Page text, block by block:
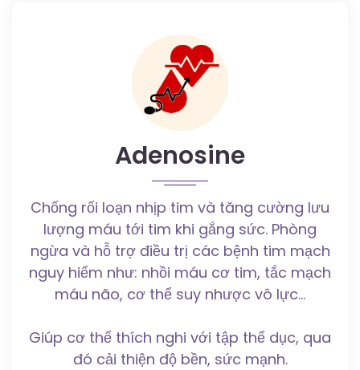
Adenosine
Chống rối loạn nhịp tim và tăng cường lưu
lượng máu tới tim khi gắng sức. Phòng
ngừa và hỗ trợ điều trị các bệnh tim mạch
nguy hiểm như: nhồi máu cơ tim, tắc mạch
máu não, cơ thể suy nhược vô lực…
Giúp cơ thể thích nghi với tập thể dục, qua
đó cải thiện độ bền, sức mạnh.